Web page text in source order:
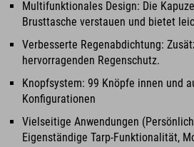
Multifunktionales Design: Die
Brusttasche verstauen und bietet
Verbesserte Regenabdichtung:
hervorragenden Regenschutz.
Knopfsystem: 99 Knöpfe innen und
Konfigurationen
Vielseitige Anwendungen
Eigenständige Tarp-Funktionalität,